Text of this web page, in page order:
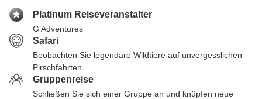
Platinum Reiseveranstalter
G Adventures
Safari
Beobachten Sie legendäre Wildtiere auf unvergesslichen
Pirschfahrten
Gruppenreise
Schließen Sie sich einer Gruppe an und knüpfen neue